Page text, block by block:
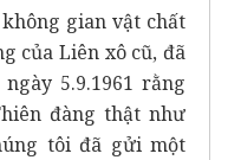
gian vật chất
của Liên xô cũ, đã
5.9.1961 rằng
đàng thật như
tôi đã gửi một